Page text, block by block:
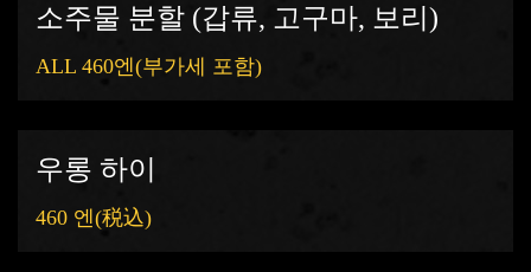
소주물 분할 (갑류, 고구마, 보리)
ALL 460엔(부가세 포함)
우롱 하이
460 엔(税込)